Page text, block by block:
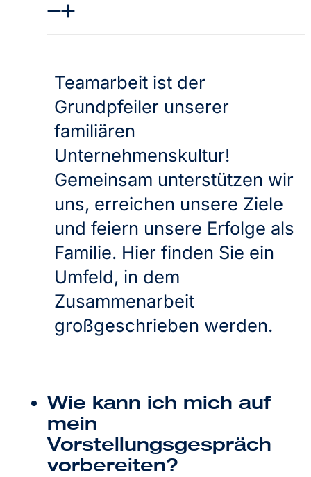
Teamarbeit ist der
Grundpfeiler unserer
familiären
Unternehmenskultur!
Gemeinsam unterstützen wir
uns, erreichen unsere Ziele
und feiern unsere Erfolge als
Familie. Hier finden Sie ein
Umfeld, in dem
Zusammenarbeit
großgeschrieben werden.
Wie kann ich mich auf
mein
Vorstellungsgespräch
vorbereiten?